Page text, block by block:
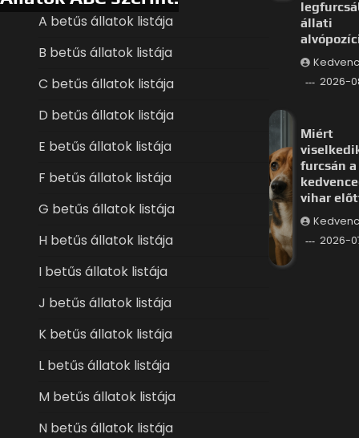
A betűs állatok listája
B betűs állatok listája
C betűs állatok listája
D betűs állatok listája
E betűs állatok listája
F betűs állatok listája
G betűs állatok listája
H betűs állatok listája
I betűs állatok listája
J betűs állatok listája
K betűs állatok listája
L betűs állatok listája
M betűs állatok listája
N betűs állatok listája
állati
2026-
Miért
furcsán a
vihar
2026-